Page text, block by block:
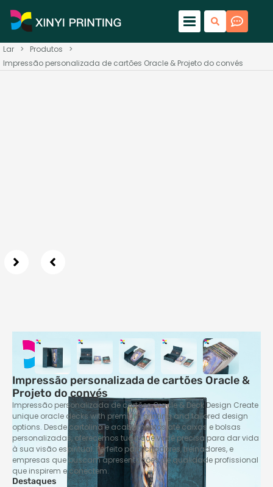
Lar > Produtos
>
Impressão personalizada de cartões Oracle & Projeto do convés
Impressão personalizada de cartões Oracle &
Projeto do convés
Impressão personalizada de cartões Oracle &Deck Design Create
unique oracle decks with premium printing and tailored design
options. Desde cartolina e acabamentos até caixas e bolsas
personalizadas, oferecemos tudo que você precisa para dar vida
à sua visão espiritual. Perfeito para criadores, treinadores, e
empresas que buscam apresentações de qualidade profissional
que inspirem e conectem.
Destaques